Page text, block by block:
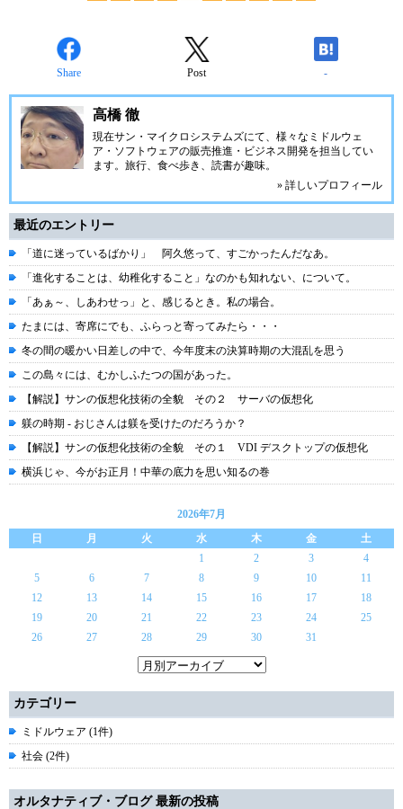
Share Post -
高橋 徹
現在サン・マイクロシステムズにて、様々なミドルウェ
ア・ソフトウェアの販売推進・ビジネス開発を担当してい
ます。旅行、食べ歩き、読書が趣味。
» 詳しいプロフィール
最近のエントリー
「道に迷っているばかり」 阿久悠って、すごかったんだなあ。
「進化することは、幼稚化すること」なのかも知れない、について。
「あぁ～、しあわせっ」と、感じるとき。私の場合。
たまには、寄席にでも、ふらっと寄ってみたら・・・
冬の間の暖かい日差しの中で、今年度末の決算時期の大混乱を思う
この島々には、むかしふたつの国があった。
【解説】サンの仮想化技術の全貌 その２ サーバの仮想化
躾の時期 - おじさんは躾を受けたのだろうか？
【解説】サンの仮想化技術の全貌 その１ VDI デスクトップの仮想化
横浜じゃ、今がお正月！中華の底力を思い知るの巻
2026年7月
日
月 火 水 木 金
土
1
2 3
4
5
6 7 8 9 10
11
12
13 14 15 16 17
18
19
20 21 22 23 24
25
26
27 28 29 30 31
カテゴリー
ミドルウェア (1件)
社会 (2件)
オルタナティブ・ブログ 最新の投稿